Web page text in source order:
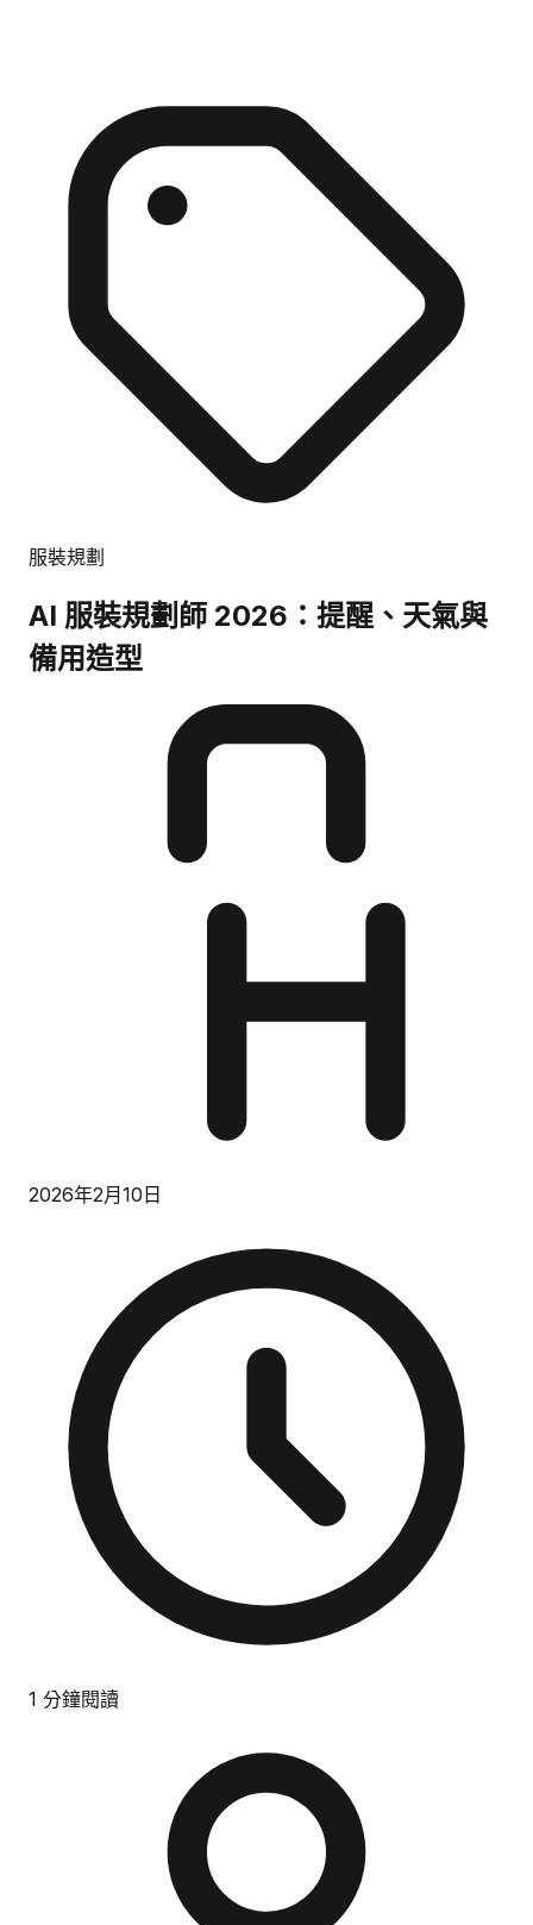
服裝規劃
AI 服裝規劃師 2026：提醒、天氣與
備用造型
2026年2月10日
1 分鐘閱讀